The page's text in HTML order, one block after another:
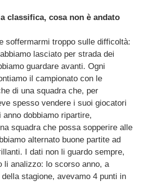
classifica, cosa non è andato
soffermarmi troppo sulle difficoltà:
lasciato per strada dei
guardare avanti. Ogni
il campionato con le
di una squadra che, per
spesso vendere i suoi giocatori
anno dobbiamo ripartire,
squadra che possa sopperire alle
alternato buone partite ad
I dati non li guardo sempre,
li analizzo: lo scorso anno, a
stagione, avevamo 4 punti in